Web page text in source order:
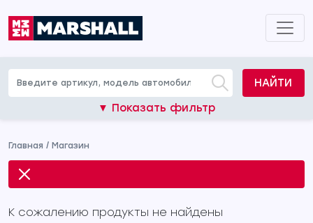
НАЙТИ
▼ Показать фильтр
Главная / Магазин
К сожалению продукты не найдены